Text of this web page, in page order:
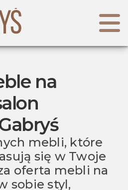
na
mebli, które
się w Twoje
oferta mebli na
sobie styl,